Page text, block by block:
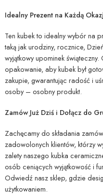
Idealny Prezent na Każdą
Ten kubek to idealny wybór na
taką jak urodziny, rocznice,
wyjątkowy upominek
opakowanie, aby kubek był
zakupie, gwarantując radość i
osoby – osobny produkt.
Zamów Już Dziś i Dołącz do
Zachęcamy do składania
zadowolonych klientów, którzy
zalety naszego kubka
osób ceniących wyjątkowość i
Odwiedź nasz sklep, gdzie
użytkowaniem.